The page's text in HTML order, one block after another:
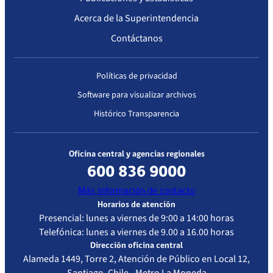
Acerca de la Superintendencia
Contáctanos
Políticas de privacidad
Software para visualizar archivos
Histórico Transparencia
Oficina central y agencias regionales
600 836 9000
Más información de contacto
Horarios de atención
Presencial: lunes a viernes de 9:00 a 14:00 horas
Telefónica: lunes a viernes de 9.00 a 16.00 horas
Dirección oficina central
Alameda 1449, Torre 2, Atención de Público en Local 12,